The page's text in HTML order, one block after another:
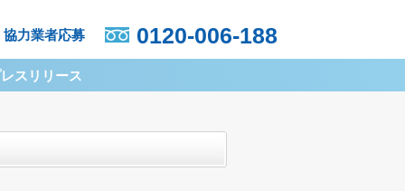
協力業者応募 0120-006-188
スリリース